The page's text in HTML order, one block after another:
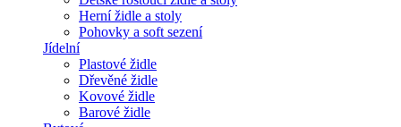
Herní židle a stoly
Pohovky a soft sezení
Jídelní
Plastové židle
Dřevěné židle
Kovové židle
Barové židle